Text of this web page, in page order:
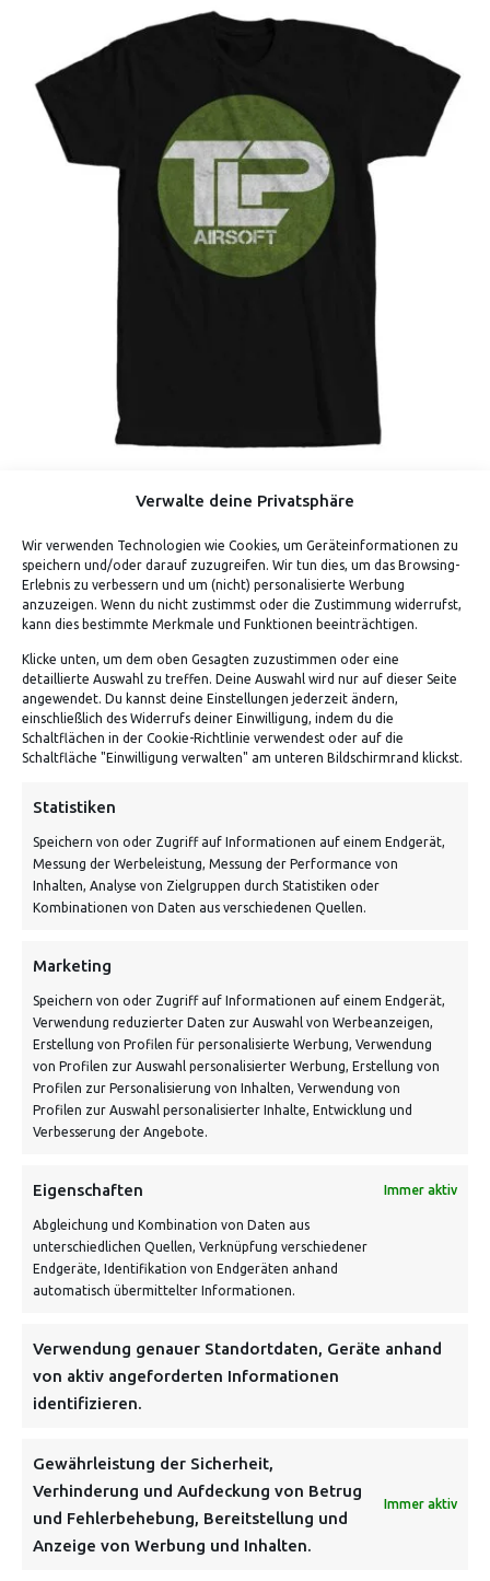
Verwalte deine Privatsphäre
Wir verwenden Technologien wie Cookies, um Geräteinformationen zu
speichern und/oder darauf zuzugreifen. Wir tun dies, um das Browsing-
Erlebnis zu verbessern und um (nicht) personalisierte Werbung
anzuzeigen. Wenn du nicht zustimmst oder die Zustimmung widerrufst,
kann dies bestimmte Merkmale und Funktionen beeinträchtigen.
Klicke unten, um dem oben Gesagten zuzustimmen oder eine
detaillierte Auswahl zu treffen. Deine Auswahl wird nur auf dieser Seite
angewendet. Du kannst deine Einstellungen jederzeit ändern,
einschließlich des Widerrufs deiner Einwilligung, indem du die
Schaltflächen in der Cookie-Richtlinie verwendest oder auf die
Schaltfläche "Einwilligung verwalten" am unteren Bildschirmrand klickst.
Statistiken
Speichern von oder Zugriff auf Informationen auf einem Endgerät,
Messung der Werbeleistung, Messung der Performance von
Inhalten, Analyse von Zielgruppen durch Statistiken oder
Kombinationen von Daten aus verschiedenen Quellen.
Marketing
Speichern von oder Zugriff auf Informationen auf einem Endgerät,
Verwendung reduzierter Daten zur Auswahl von Werbeanzeigen,
Erstellung von Profilen für personalisierte Werbung, Verwendung
von Profilen zur Auswahl personalisierter Werbung, Erstellung von
Profilen zur Personalisierung von Inhalten, Verwendung von
Profilen zur Auswahl personalisierter Inhalte, Entwicklung und
Verbesserung der Angebote.
Eigenschaften Immer aktiv
Abgleichung und Kombination von Daten aus
unterschiedlichen Quellen, Verknüpfung verschiedener
Endgeräte, Identifikation von Endgeräten anhand
automatisch übermittelter Informationen.
Verwendung genauer Standortdaten, Geräte anhand
von aktiv angeforderten Informationen
identifizieren.
Gewährleistung der Sicherheit,
Verhinderung und Aufdeckung von Betrug
und Fehlerbehebung, Bereitstellung und
Anzeige von Werbung und Inhalten.
Immer aktiv
TLP – LOGO-SHIRT
Verdiene bis zu 35 Punkte.
ADRESSE
Von Tiling GmbH
Bahnhofstraße 3, 06268 Nemsdorf-Göhrendorf
Kontakt: Mo - Fr von 10:00 bis 18:00 Uhr
info@vontiling.de
Schnell und grün versendet:
VERSANDKOSTENHINWEIS:
NEWSLETTER
Danke, deine Registrierung war erfolgreich! Bitte prüfe
dein E-Mail-Konto für die Bestätigung.